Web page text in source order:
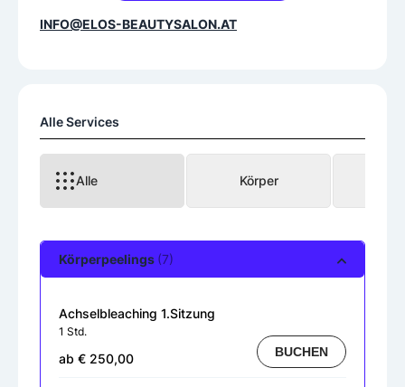
Alle Services
Alle Körper
Körperpeelings (7)
Achselbleaching 1.Sitzung
1 Std.
ab € 250,00 BUCHEN
INFO@ELOS-BEAUTYSALON.AT